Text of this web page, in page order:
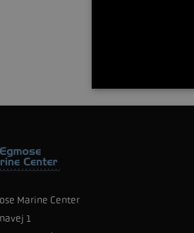
Marine Center
1